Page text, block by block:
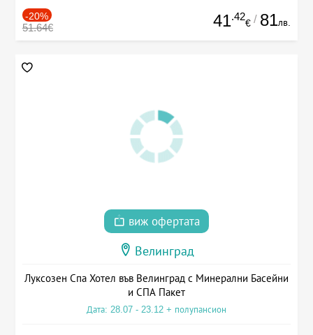
-20%
51.64€ 41.42
€ / 81лв.
виж офертата
Велинград
Луксозен Спа Хотел във Велинград с Минерални Басейни
и СПА Пакет
Дата: 28.07 - 23.12 + полупансион